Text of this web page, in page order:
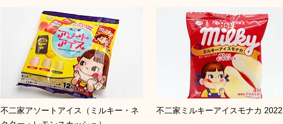
不二家アソートアイス（ミルキー・ネ
不二家ミルキーアイスモナカ 2022